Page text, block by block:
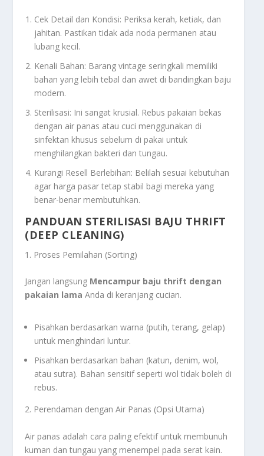
Cek Detail dan Kondisi: Periksa kerah, ketiak, dan
jahitan. Pastikan tidak ada noda permanen atau
lubang kecil.
Kenali Bahan: Barangvintage seringkali memiliki
bahan yang lebih tebal dan awet di bandingkan baju
modern.
Sterilisasi: Ini sangat krusial. Rebus pakaian bekas
dengan air panas atau cuci menggunakan di
sinfektan khusus sebelum di pakai untuk
menghilangkan bakteri dan tungau.
Kurangi Resell Berlebihan: Belilah sesuai kebutuhan
agar harga pasar tetap stabil bagi mereka yang
benar-benar membutuhkan.
PANDUAN STERILISASI BAJU THRIFT
(DEEP CLEANING)
1. Proses Pemilahan (Sorting)
Jangan langsung Mencampur baju thrift dengan
pakaian lama Anda di keranjang cucian.
Pisahkan berdasarkan warna (putih, terang, gelap)
untuk menghindari luntur.
Pisahkan berdasarkan bahan (katun, denim, wol,
atau sutra). Bahan sensitif seperti wol tidak boleh di
rebus.
2. Perendaman dengan Air Panas (Opsi Utama)
Air panas adalah cara paling efektif untuk membunuh
kuman dan tungau yang menempel pada serat kain.